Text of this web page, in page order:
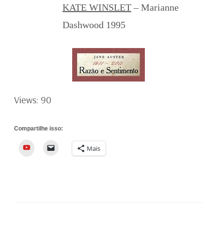
KATE WINSLET– Marianne
Dashwood 1995
Views: 90
Compartilhe isso:
YouTube Mais